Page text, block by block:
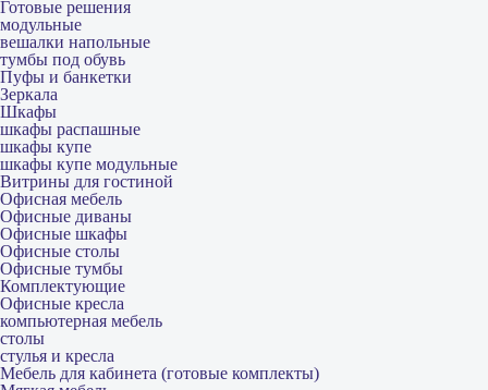
Готовые решения
модульные
вешалки напольные
тумбы под обувь
Пуфы и банкетки
Зеркала
Шкафы
шкафы распашные
шкафы купе
шкафы купе модульные
Витрины для гостиной
Офисная мебель
Офисные диваны
Офисные шкафы
Офисные столы
Офисные тумбы
Комплектующие
Офисные кресла
компьютерная мебель
столы
стулья и кресла
Мебель для кабинета (готовые комплекты)